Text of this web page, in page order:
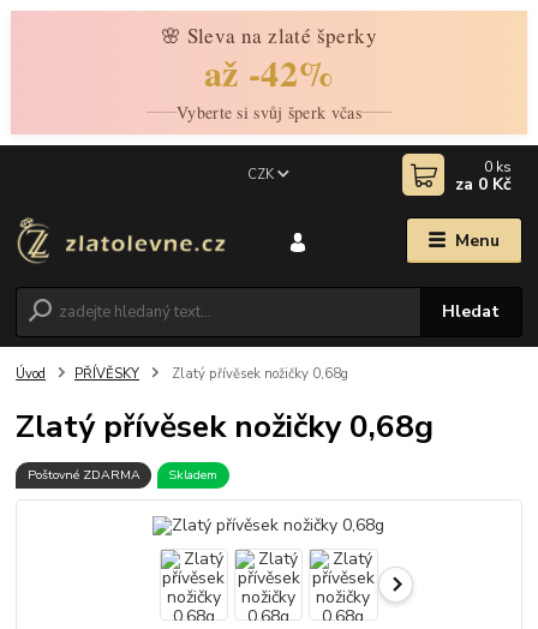
🌸 Sleva na zlaté šperky
až -42%
Vyberte si svůj šperk včas
Menu
CZK
Hledat
0 ks
za 0 Kč
Úvod PŘÍVĚSKY Zlatý přívěsek nožičky 0,68g
Zlatý přívěsek nožičky 0,68g
Poštovné ZDARMA Skladem